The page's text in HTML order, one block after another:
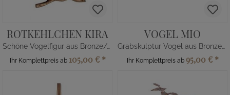
ROTKEHLCHEN KIRA
Schöne Vogelfigur aus Bronze/Alu
Ihr Komplettpreis ab 105,00 € *
VOGEL MIO
Grabskulptur Vogel aus Bronze/Alu
Ihr Komplettpreis ab 95,00 € *